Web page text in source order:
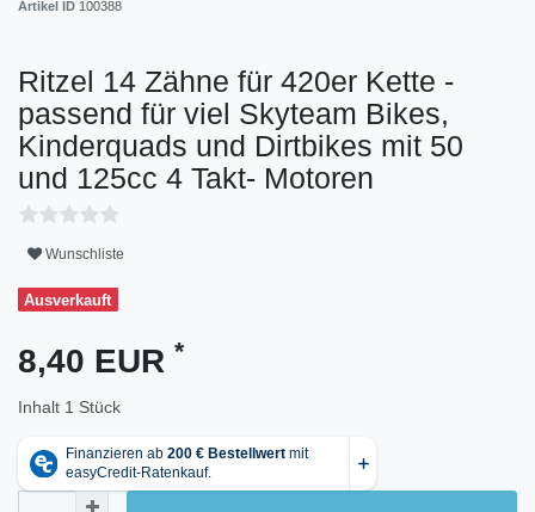
Artikel ID 100388
Ritzel 14 Zähne für 420er Kette -
passend für viel Skyteam Bikes,
Kinderquads und Dirtbikes mit 50
und 125cc 4 Takt- Motoren
Wunschliste
Ausverkauft
8,40 EUR *
Inhalt 1 Stück